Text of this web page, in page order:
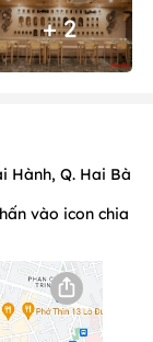
+ 2
Hành, Q. Hai Bà
vào icon chia